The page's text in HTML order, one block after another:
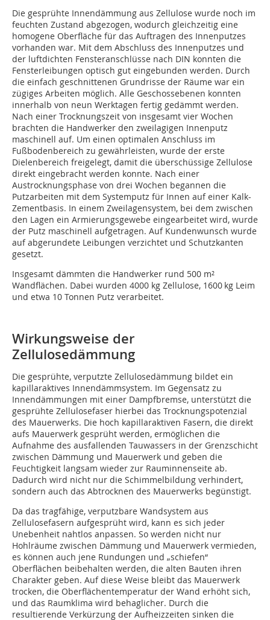
Die gesprühte Innendämmung aus Zellulose wurde noch im
feuchten Zustand abgezogen, wodurch gleichzeitig eine
homogene Oberfläche für das Auftragen des Innenputzes
vorhanden war. Mit dem Abschluss des Innenputzes und
der luftdichten Fensteranschlüsse nach DIN konnten die
Fensterleibungen optisch gut eingebunden werden. Durch
die einfach geschnittenen Grundrisse der Räume war ein
zügiges Arbeiten möglich. Alle Geschossebenen konnten
innerhalb von neun Werktagen fertig gedämmt werden.
Nach einer Trocknungszeit von insgesamt vier Wochen
brachten die Handwerker den zweilagigen Innenputz
maschinell auf. Um einen optimalen Anschluss im
Fußbodenbereich zu gewährleisten, wurde der erste
Dielenbereich freigelegt, damit die überschüssige Zellulose
direkt eingebracht werden konnte. Nach einer
Austrocknungsphase von drei Wochen begannen die
Putzarbeiten mit dem Systemputz für Innen auf einer Kalk-
Zementbasis. In einem Zweilagensystem, bei dem zwischen
den Lagen ein Armierungsgewebe eingearbeitet wird, wurde
der Putz maschinell aufgetragen. Auf Kundenwunsch wurde
auf abgerundete Leibungen verzichtet und Schutzkanten
gesetzt.
Insgesamt dämmten die Handwerker rund 500 m²
Wandflächen. Dabei wurden 4000 kg Zellulose, 1600 kg Leim
und etwa 10 Tonnen Putz verarbeitet.
Wirkungsweise der
Zellulosedämmung
Die gesprühte, verputzte Zellulosedämmung bildet ein
kapillaraktives Innendämmsystem. Im Gegensatz zu
Innendämmungen mit einer Dampfbremse, unterstützt die
gesprühte Zellulosefaser hierbei das Trocknungspotenzial
des Mauerwerks. Die hoch kapillarakti­ven Fasern, die direkt
aufs Mauerwerk gesprüht werden, ermöglichen die
Aufnahme des ausfallenden Tauwassers in der Grenzschicht
zwischen Dämmung und Mauerwerk und geben die
Feuchtigkeit langsam wieder zur Rauminnenseite ab.
Dadurch wird nicht nur die Schimmelbildung verhindert,
sondern auch das Abtrocknen des Mauerwerks begünstigt.
Da das tragfähige, verputzbare Wandsystem aus
Zellulosefasern aufgesprüht wird, kann es sich jeder
Unebenheit nahtlos anpassen. So werden nicht nur
Hohlräume zwischen Dämmung und Mauerwerk vermieden,
es können auch jene Rundungen und „schiefen“
Oberflächen beibehalten werden, die alten Bauten ihren
Charakter geben. Auf diese Weise bleibt das Mauerwerk
trocken, die Oberflächentemperatur der Wand erhöht sich,
und das Raumklima wird behaglicher. Durch die
resultierende Verkürzung der Aufheizzeiten sinken die